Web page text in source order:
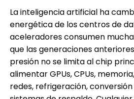
La inteligencia artificial ha
energética de los centros de
aceleradores consumen
que las generaciones
presión no se limita al chip
alimentar GPUs, CPUs,
redes, refrigeración,